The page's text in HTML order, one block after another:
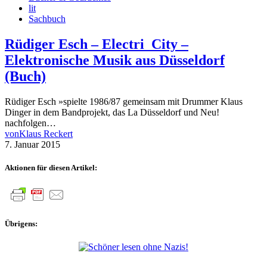
lit
Sachbuch
Rüdiger Esch – Electri_City –
Elektronische Musik aus Düsseldorf
(Buch)
Rüdiger Esch »spielte 1986/87 gemeinsam mit Drummer Klaus
Dinger in dem Bandprojekt, das La Düsseldorf und Neu!
nachfolgen…
vonKlaus Reckert
7. Januar 2015
Aktionen für diesen Artikel:
Übrigens: